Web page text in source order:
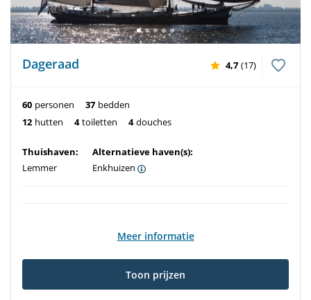
Dageraad 4,7 (17)
60 personen 37 bedden
12 hutten 4 toiletten 4 douches
Thuishaven:
Lemmer
Alternatieve haven(s):
Enkhuizen
Meer informatie
Toon prijzen